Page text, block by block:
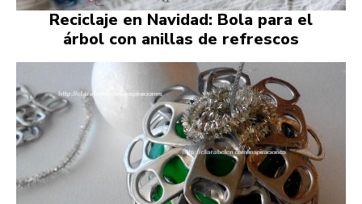
Reciclaje en Navidad: Bola para el
árbol con anillas de refrescos